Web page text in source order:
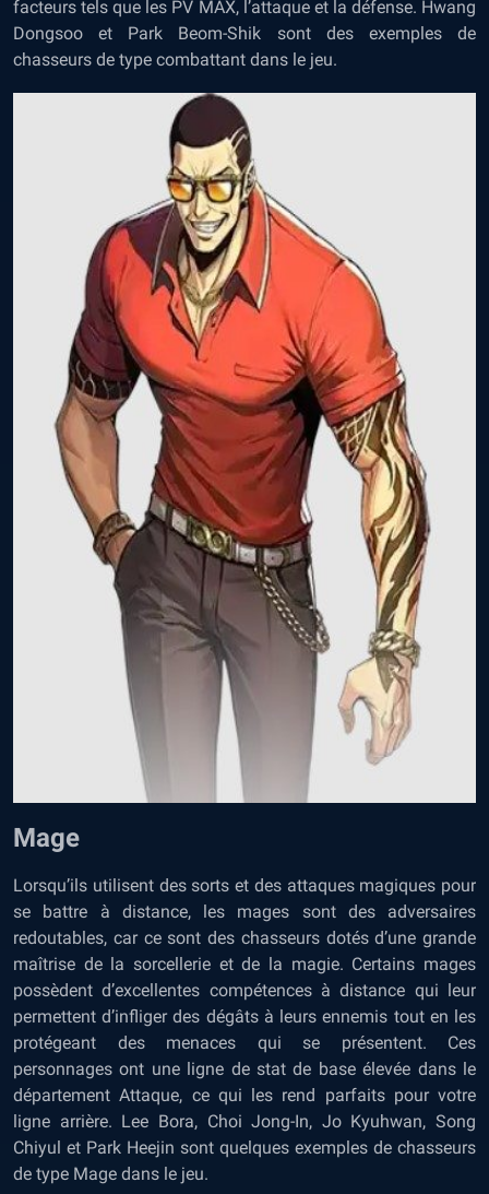
facteurs tels que les PV MAX, l’attaque et la défense. Hwang
Dongsoo et Park Beom-Shik sont des exemples de
chasseurs de type combattant dans le jeu.
Mage
Lorsqu’ils utilisent des sorts et des attaques magiques pour
se battre à distance, les mages sont des adversaires
redoutables, car ce sont des chasseurs dotés d’une grande
maîtrise de la sorcellerie et de la magie. Certains mages
possèdent d’excellentes compétences à distance qui leur
permettent d’infliger des dégâts à leurs ennemis tout en les
protégeant des menaces qui se présentent. Ces
personnages ont une ligne de stat de base élevée dans le
département Attaque, ce qui les rend parfaits pour votre
ligne arrière. Lee Bora, Choi Jong-In, Jo Kyuhwan, Song
Chiyul et Park Heejin sont quelques exemples de chasseurs
de type Mage dans le jeu.